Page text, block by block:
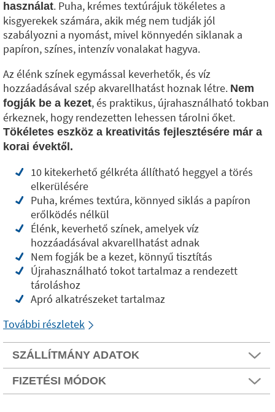
használat. Puha, krémes textúrájuk tökéletes a
kisgyerekek számára, akik még nem tudják jól
szabályozni a nyomást, mivel könnyedén siklanak a
papíron, színes, intenzív vonalakat hagyva.
Az élénk színek egymással keverhetők, és víz
hozzáadásával szép akvarellhatást hoznak létre. Nem
fogják be a kezet, és praktikus, újrahasználható tokban
érkeznek, hogy rendezetten lehessen tárolni őket.
Tökéletes eszköz a kreativitás fejlesztésére már a
korai évektől.
10 kitekerhető gélkréta állítható heggyel a törés
elkerülésére
Puha, krémes textúra, könnyed siklás a papíron
erőlködés nélkül
Élénk, keverhető színek, amelyek víz
hozzáadásával akvarellhatást adnak
Nem fogják be a kezet, könnyű tisztítás
Újrahasználható tokot tartalmaz a rendezett
tároláshoz
Apró alkatrészeket tartalmaz
További részletek
SZÁLLÍTMÁNY ADATOK
FIZETÉSI MÓDOK